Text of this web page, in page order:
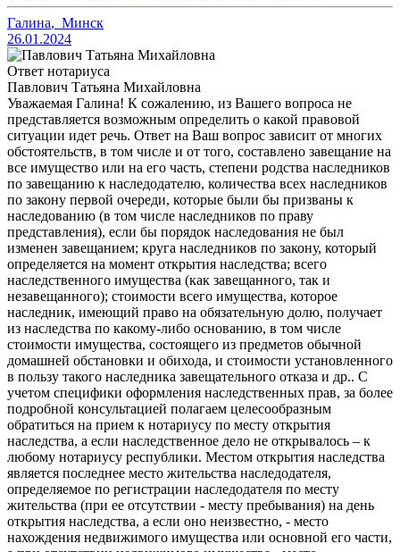
Галина, Минск
26.01.2024
Ответ нотариуса
Павлович Татьяна Михайловна
Уважаемая Галина! К сожалению, из Вашего вопроса не
представляется возможным определить о какой правовой
ситуации идет речь. Ответ на Ваш вопрос зависит от многих
обстоятельств, в том числе и от того, составлено завещание на
все имущество или на его часть, степени родства наследников
по завещанию к наследодателю, количества всех наследников
по закону первой очереди, которые были бы призваны к
наследованию (в том числе наследников по праву
представления), если бы порядок наследования не был
изменен завещанием; круга наследников по закону, который
определяется на момент открытия наследства; всего
наследственного имущества (как завещанного, так и
незавещанного); стоимости всего имущества, которое
наследник, имеющий право на обязательную долю, получает
из наследства по какому-либо основанию, в том числе
стоимости имущества, состоящего из предметов обычной
домашней обстановки и обихода, и стоимости установленного
в пользу такого наследника завещательного отказа и др.. С
учетом специфики оформления наследственных прав, за более
подробной консультацией полагаем целесообразным
обратиться на прием к нотариусу по месту открытия
наследства, а если наследственное дело не открывалось – к
любому нотариусу республики. Местом открытия наследства
является последнее место жительства наследодателя,
определяемое по регистрации наследодателя по месту
жительства (при ее отсутствии - месту пребывания) на день
открытия наследства, а если оно неизвестно, - место
нахождения недвижимого имущества или основной его части,